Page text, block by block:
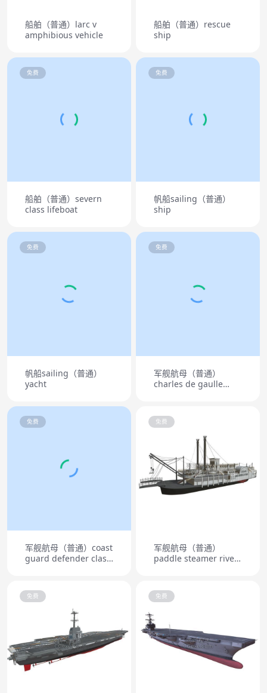
船舶（普通）larc v
amphibious vehicle
船舶（普通）rescue
ship
免费
船舶（普通）severn
class lifeboat
免费
帆船sailing（普通）
ship
免费
帆船sailing（普通）
yacht
免费
军舰航母（普通）
charles de gaulle
免费
军舰航母（普通）coast
guard defender class
免费
军舰航母（普通）
paddle steamer river
免费 免费